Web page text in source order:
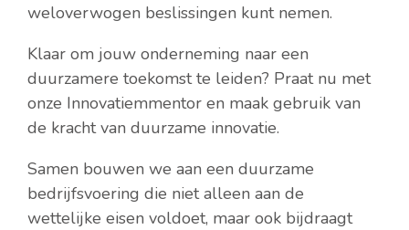
weloverwogen beslissingen kunt nemen.
Klaar om jouw onderneming naar een
duurzamere toekomst te leiden? Praat nu met
onze Innovatiemmentor en maak gebruik van
de kracht van duurzame innovatie.
Samen bouwen we aan een duurzame
bedrijfsvoering die niet alleen aan de
wettelijke eisen voldoet, maar ook bijdraagt